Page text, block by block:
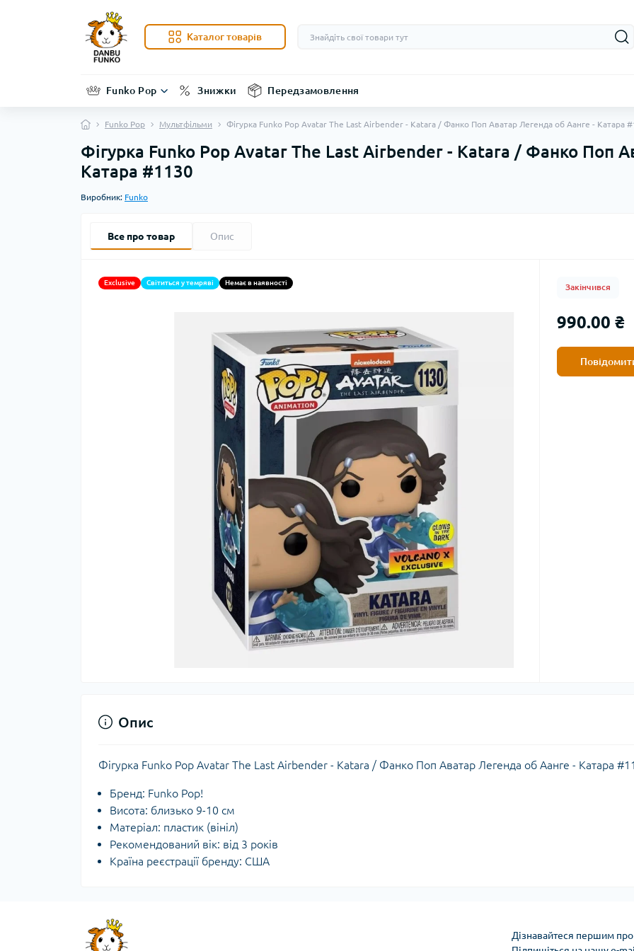
Каталог товарів
Funko Pop Знижки Передзамовлення
Funko Pop Мультфільми Фігурка Funko Pop Avatar The Last Airbender - Katara / Фанко Поп Аватар Легенда об Аанге - Катара
Фігурка Funko Pop Avatar The Last Airbender - Katara / Фанко Поп
Катара #1130
Виробник: Funko
Все про товар Опис
Exclusive Світиться у темряві Немає в наявності Закінчився
990.00 ₴
Опис
Фігурка Funko Pop Avatar The Last Airbender - Katara / Фанко Поп Аватар Легенда об Аанге - Катара
Бренд: Funko Pop!
Висота: близько 9-10 см
Матеріал: пластик (вініл)
Рекомендований вік: від 3 років
Країна реєстрації бренду: США
Дізнавайтеся першим про